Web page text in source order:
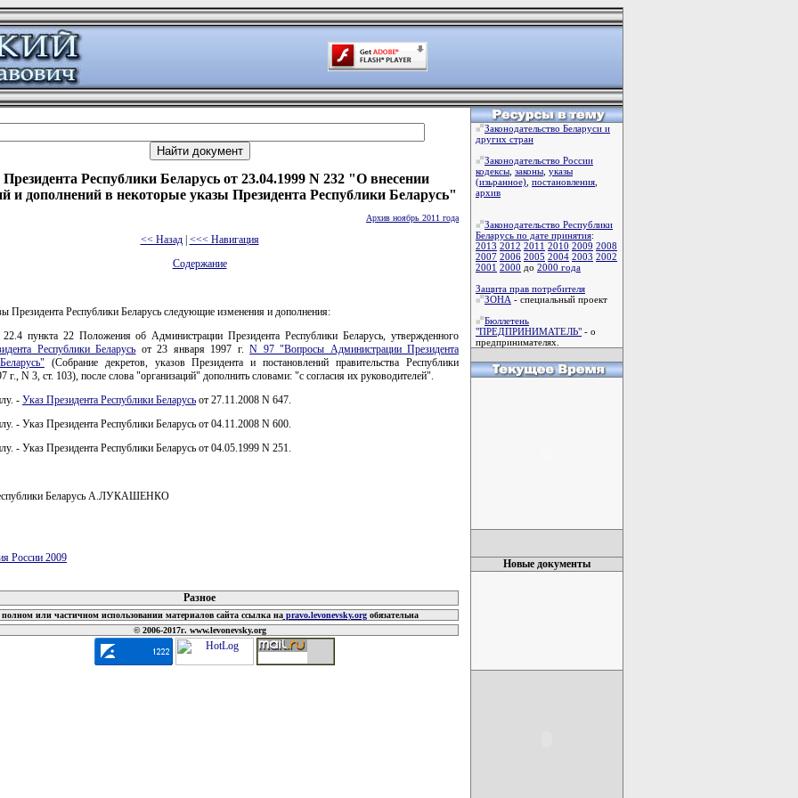
Президента Республики Беларусь от 23.04.1999 N 232 "О внесении
и дополнений в некоторые указы Президента Республики Беларусь"
Архив ноябрь 2011 года
<< Назад| <<< Навигация
Содержание
Президента Республики Беларусь следующие изменения и дополнения:
пункта 22 Положения об Администрации Президента Республики Беларусь, утвержденного
Республики Беларусь от 23 января 1997 г.N 97 "Вопросы Администрации Президента
(Собрание декретов, указов Президента и постановлений правительства Республики
г., N 3, ст. 103), после слова "организаций" дополнить словами: "с согласия их руководителей".
- Указ Президента Республики Беларусь от 27.11.2008 N 647.
- Указ Президента Республики Беларусь от 04.11.2008 N 600.
- Указ Президента Республики Беларусь от 04.05.1999 N 251.
Беларусь А.ЛУКАШЕНКО
России 2009
Разное
или частичном использовании материалов сайта ссылка наpravo.levonevsky.orgобязательна
© 2006-2017г. www.levonevsky.org
Законодательство Беларуси и
других стран
Законодательство России
кодексы законы указы
(изьранное) постановления
архив
Законодательство Республики
Беларусь по дате принятия:
2013 2012 2011 2010 2009 2008
2007 2006 2005 2004 2003 2002
2001 2000 до 2000 года
Защита прав потребителя
ЗОНА - специальный проект
Бюллетень
"ПРЕДПРИНИМАТЕЛЬ" - о
предпринимателях.
Новые документы